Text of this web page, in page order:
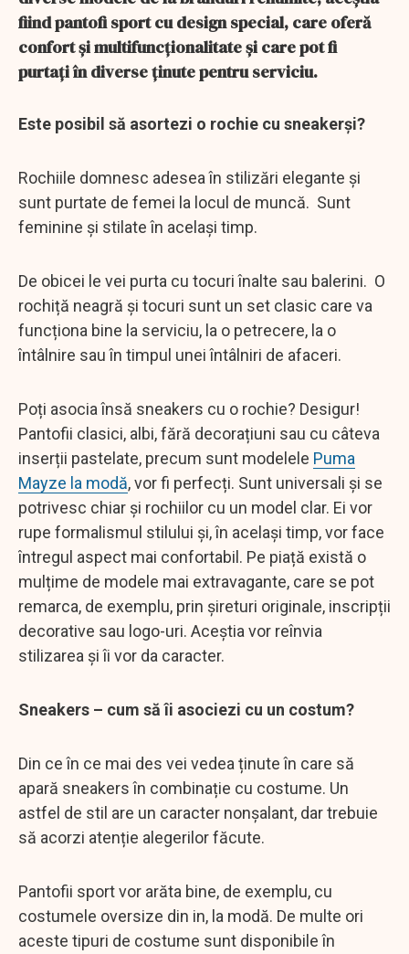
fiind pantofi sport cu design special, care oferă
confort și multifuncționalitate și care pot fi
purtați în diverse ținute pentru serviciu.
Este posibil să asortezi o rochie cu sneakerși?
Rochiile domnesc adesea în stilizări elegante și
sunt purtate de femei la locul de muncă. Sunt
feminine și stilate în același timp.
De obicei le vei purta cu tocuri înalte sau balerini. O
rochiță neagră și tocuri sunt un set clasic care va
funcționa bine la serviciu, la o petrecere, la o
întâlnire sau în timpul unei întâlniri de afaceri.
Poți asocia însă sneakers cu o rochie? Desigur!
Pantofii clasici, albi, fără decorațiuni sau cu câteva
inserții pastelate, precum sunt modelele Puma
Mayze la modă, vor fi perfecți. Sunt universali și se
potrivesc chiar și rochiilor cu un model clar. Ei vor
rupe formalismul stilului și, în același timp, vor face
întregul aspect mai confortabil. Pe piață există o
mulțime de modele mai extravagante, care se pot
remarca, de exemplu, prin șireturi originale, inscripții
decorative sau logo-uri. Aceștia vor reînvia
stilizarea și îi vor da caracter.
Sneakers – cum să îi asociezi cu un costum?
Din ce în ce mai des vei vedea ținute în care să
apară sneakers în combinație cu costume. Un
astfel de stil are un caracter nonșalant, dar trebuie
să acorzi atenție alegerilor făcute.
Pantofii sport vor arăta bine, de exemplu, cu
costumele oversize din in, la modă. De multe ori
aceste tipuri de costume sunt disponibile în